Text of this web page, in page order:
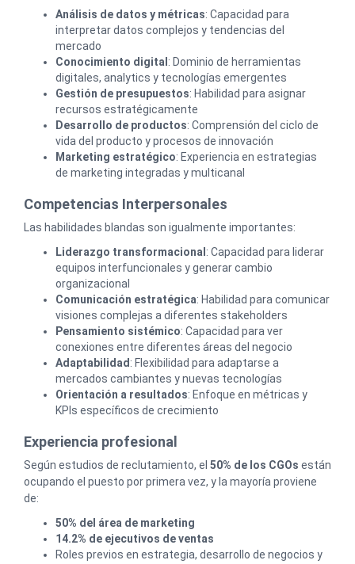
Análisis de datos y métricas: Capacidad para
interpretar datos complejos y tendencias del
mercado
Conocimiento digital : Dominio de herramientas
digitales, analytics y tecnologías emergentes
Gestión de presupuestos: Habilidad para asignar
recursos estratégicamente
Desarrollo de productos: Comprensión del ciclo de
vida del producto y procesos de innovación
Marketing estratégico: Experiencia en estrategias
de marketing integradas y multicanal
Competencias Interpersonales
Las habilidades blandas son igualmente importantes:
Liderazgo transformacional : Capacidad para liderar
equipos interfuncionales y generar cambio
organizacional
Comunicación estratégica: Habilidad para comunicar
visiones complejas a diferentes stakeholders
Pensamiento sistémico: Capacidad para ver
conexiones entre diferentes áreas del negocio
Adaptabilidad : Flexibilidad para adaptarse a
mercados cambiantes y nuevas tecnologías
Orientación a resultados: Enfoque en métricas y
KPIs específicos de crecimiento
Experiencia profesional
Según estudios de reclutamiento, el 50% de los CGOs están
ocupando el puesto por primera vez, y la mayoría proviene
de:
50% del área de marketing
14.2% de ejecutivos de ventas
Roles previos en estrategia, desarrollo de negocios y